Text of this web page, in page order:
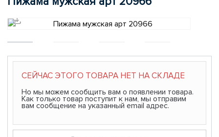
СЕЙЧАС ЭТОГО ТОВАРА НЕТ НА СКЛАДЕ
Но мы можем сообщить вам о появлении товара.
Как только товар поступит к нам, мы отправим
вам сообщение на указанный email адрес.